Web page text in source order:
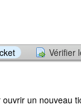
Vérifier
un nouveau